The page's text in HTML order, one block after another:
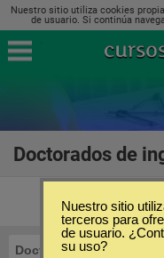
Nuestro sitio utiliza cookies
de usuario. Si continúa
Doctorados de
Doctorados
Nuestro sitio
terceros para
de usuario.
su uso?